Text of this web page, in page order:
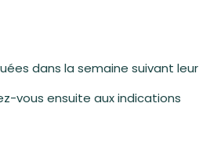
dans la semaine suivant leur
vous ensuite aux indications